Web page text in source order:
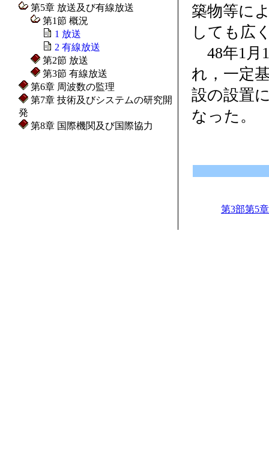
第5章 放送及び有線放送
第1節 概況
1 放送
2 有線放送
第2節 放送
第3節 有線放送
第6章 周波数の監理
第7章 技術及びシステムの研究開
発
第8章 国際機関及び国際協力
築物等に
しても広
48年1月
れ，一定
設の設置
なった。
第3部第5